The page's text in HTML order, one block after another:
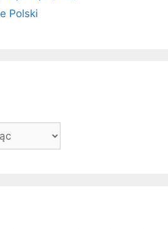
Polski